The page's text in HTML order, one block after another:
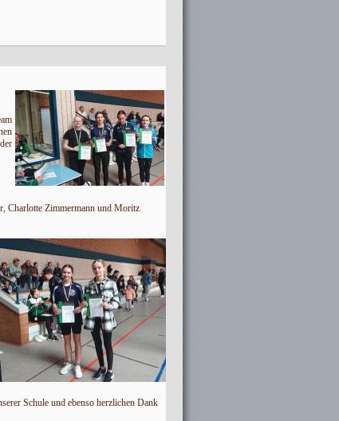
Charlotte Zimmermann und Moritz
Schule und ebenso herzlichen Dank